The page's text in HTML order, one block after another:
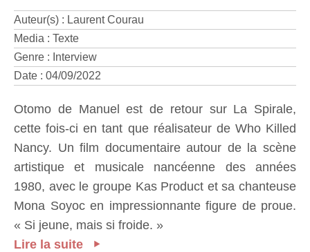
Auteur(s) : Laurent Courau
Media : Texte
Genre : Interview
Date : 04/09/2022
Otomo de Manuel est de retour sur La Spirale,
cette fois-ci en tant que réalisateur de Who Killed
Nancy. Un film documentaire autour de la scène
artistique et musicale nancéenne des années
1980, avec le groupe Kas Product et sa chanteuse
Mona Soyoc en impressionnante figure de proue.
« Si jeune, mais si froide. »
Lire la suite